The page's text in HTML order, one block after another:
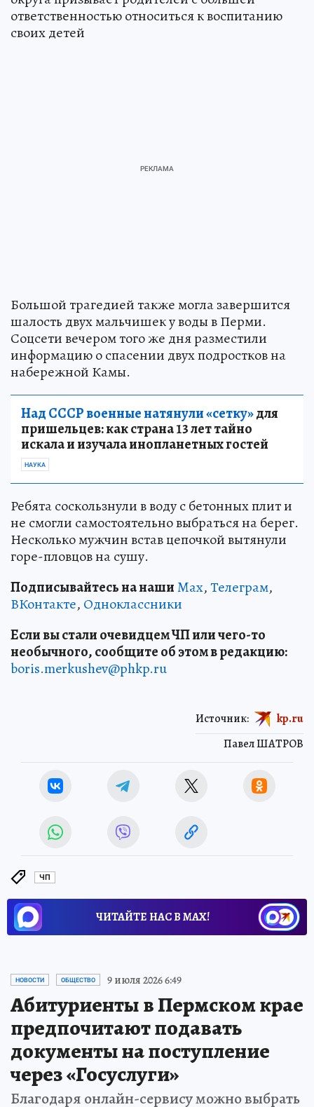
ответственностью относиться к воспитанию
своих детей
Большой трагедией также могла завершится
шалость двух мальчишек у воды в Перми.
Соцсети вечером того же дня разместили
информацию о спасении двух подростков на
набережной Камы.
Над СССР военные натянули «сетку»для
пришельцев: как страна 13 лет тайно
искала и изучала инопланетных гостей
НАУКА
Ребята соскользнули в воду с бетонных плит и
не смогли самостоятельно выбраться на берег.
Несколько мужчин встав цепочкой вытянули
горе-пловцов на сушу.
Подписывайтесь на нашиMax,Телеграм,
ВКонтакте, Одноклассники
Если вы стали очевидцем ЧП или чего-то
необычного, сообщите об этом в редакцию:
boris.merkushev@phkp.ru
Павел ШАТРОВ
Источник: kp.ru
ЧП
ЧИТАЙТЕ НАС В МАХ!
НОВОСТИ ОБЩЕСТВО 9 июля 2026 6:49
Абитуриенты в Пермском крае
предпочитают подавать
документы на поступление
через «Госуслуги»
Благодаря онлайн-сервису можно выбрать